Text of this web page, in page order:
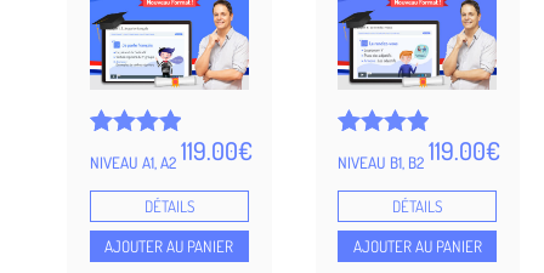
Noté
4.99
sur 5
basé
sur
5
notations
NIVEAU A1, A2 119.00€
DÉTAILS
AJOUTER AU PANIER
Noté
4.97
sur 5
basé
sur
5
notations
NIVEAU B1, B2 119.00€
DÉTAILS
AJOUTER AU PANIER